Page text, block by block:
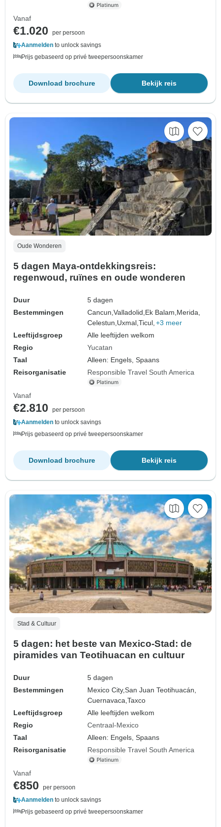
Vanaf
€1.020
per persoon
Aanmelden to unlock savings
Prijs gebaseerd op privé tweepersoonskamer
Bekijk reis
Download brochure
Oude Wonderen
5 dagen Maya-ontdekkingsreis:
regenwoud, ruïnes en oude wonderen
Duur
5 dagen
Bestemmingen
Cancun,Valladolid,Ek Balam,Merida,
Celestun,Uxmal,Ticul, +3 meer
Leeftijdsgroep
Alle leeftijden welkom
Regio
Yucatan
Taal
Alleen: Engels, Spaans
Reisorganisatie
Responsible Travel South America
Vanaf
€2.810
per persoon
Aanmelden to unlock savings
Prijs gebaseerd op privé tweepersoonskamer
Bekijk reis
Download brochure
Stad & Cultuur
5 dagen: het beste van Mexico-Stad: de
piramides van Teotihuacan en cultuur
Duur
5 dagen
Bestemmingen
Mexico City,San Juan Teotihuacán,
Cuernavaca,Taxco
Leeftijdsgroep
Alle leeftijden welkom
Regio
Centraal-Mexico
Taal
Alleen: Engels, Spaans
Reisorganisatie
Responsible Travel South America
Vanaf
€850
per persoon
Aanmelden to unlock savings
Prijs gebaseerd op privé tweepersoonskamer